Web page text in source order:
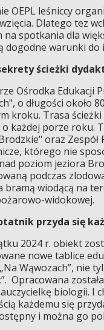
OEPL leśniccy
Dlatego tez
na spotkania dla
dogodne warunki do
ścieżki
Ośrodka Edukacji
o długości około
kroku. Trasa
każdej porze roku.
oraz
którego nie
poziom jeziora
podczas
bramą wiodącą na
widokowej.
przyda się
2024 r. obiekt
nowe tablice
Wąwozach”, nie
Opracowana
biologii. I
każdemu się
i można go